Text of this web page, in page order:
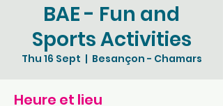
BAE - Fun and
Sports Activities
Thu 16 Sept
  |
Besançon - Chamars
Heure et lieu